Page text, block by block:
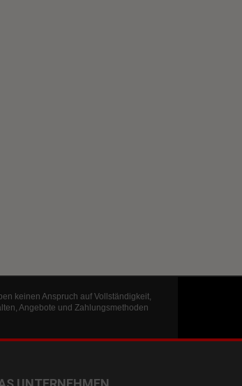
keinen Anspruch auf Vollständigkeit,
Angebote und Zahlungsmethoden